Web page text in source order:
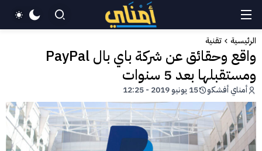
الرئيسية تقنية
واقع وحقائق عن شركة باي بال PayPal
ومستقبلها بعد 5 سنوات
أمناي أفشكو 15 يونيو 2019 - 12:25